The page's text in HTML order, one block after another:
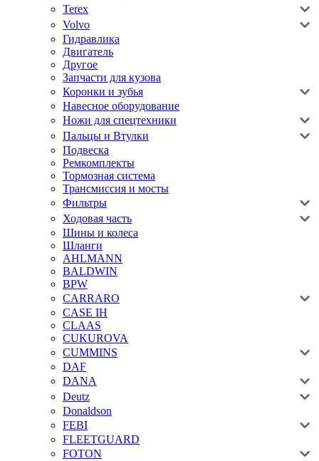
Terex
Volvo
Гидравлика
Двигатель
Другое
Запчасти для кузова
Коронки и зубья
Навесное оборудование
Ножи для спецтехники
Пальцы и Втулки
Подвеска
Ремкомплекты
Тормозная система
Трансмиссия и мосты
Фильтры
Ходовая часть
Шины и колеса
Шланги
AHLMANN
BALDWIN
BPW
CARRARO
CASE IH
CLAAS
CUKUROVA
CUMMINS
DAF
DANA
Deutz
Donaldson
FEBI
FLEETGUARD
FOTON